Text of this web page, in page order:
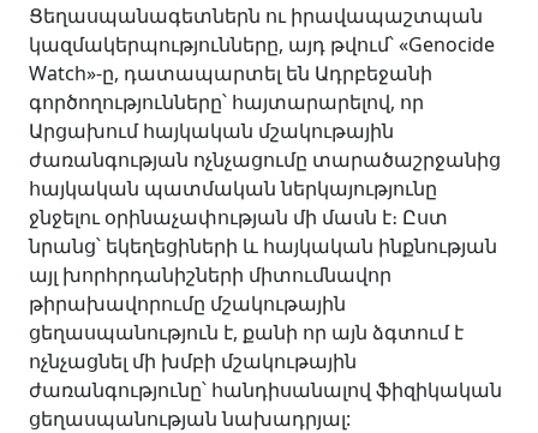
Ցեղասպանագետներն ու իրավապաշտպան
կազմակերպությունները, այդ թվում՝ «Genocide
Watch»-ը, դատապարտել են Ադրբեջանի
գործողությունները՝ հայտարարելով, որ
Արցախում հայկական մշակութային
ժառանգության ոչնչացումը տարածաշրջանից
հայկական պատմական ներկայությունը
ջնջելու օրինաչափության մի մասն է։ Ըստ
նրանց՝ եկեղեցիների և հայկական ինքնության
այլ խորհրդանիշների միտումնավոր
թիրախավորումը մշակութային
ցեղասպանություն է, քանի որ այն ձգտում է
ոչնչացնել մի խմբի մշակութային
ժառանգությունը՝ հանդիսանալով ֆիզիկական
ցեղասպանության նախադրյալ: